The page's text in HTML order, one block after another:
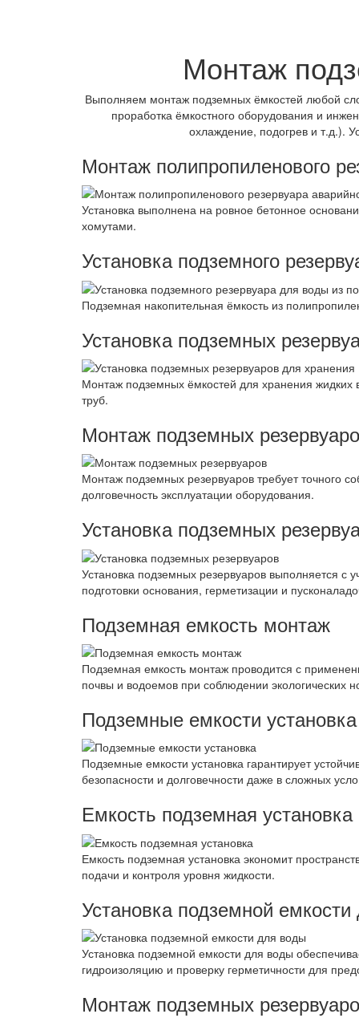
Монтаж
Выполняем монтаж подземных ёмкостей любой
проработка ёмкостного оборудования и
охлаждение, подогрев и т.д.).
Монтаж полипропиленового
Установка выполнена на ровное бетонное
хомутами.
Установка подземного
Подземная накопительная ёмкость из
Установка подземных
Монтаж подземных ёмкостей для хранения жидких
труб.
Монтаж подземных
Монтаж подземных резервуаров требует точного
долговечность эксплуатации оборудования.
Установка подземных
Установка подземных резервуаров выполняется с
подготовки основания, герметизации и
Подземная емкость монтаж
Подземная емкость монтаж проводится с
почвы и водоемов при соблюдении экологических
Подземные емкости установка
Подземные емкости установка гарантирует
безопасности и долговечности даже в сложных
Емкость подземная установка
Емкость подземная установка экономит
подачи и контроля уровня жидкости.
Установка подземной
Установка подземной емкости для воды
гидроизоляцию и проверку герметичности для
Монтаж подземных